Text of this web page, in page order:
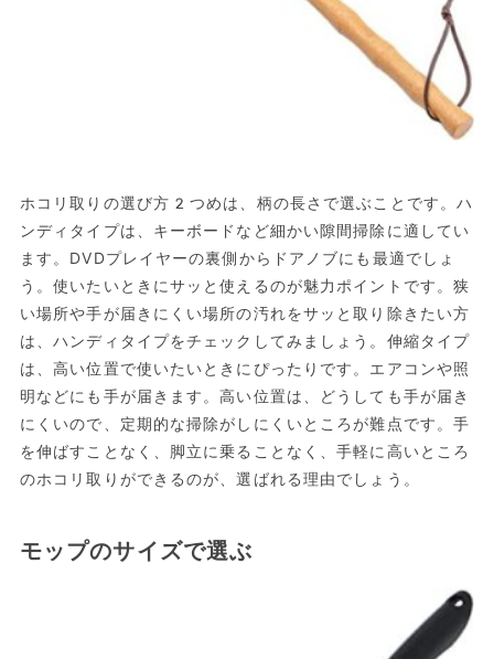
ホコリ取りの選び方2つめは、柄の長さで選ぶことです。ハ
ンディタイプは、キーボードなど細かい隙間掃除に適してい
ます。DVDプレイヤーの裏側からドアノブにも最適でしょ
う。使いたいときにサッと使えるのが魅力ポイントです。狭
い場所や手が届きにくい場所の汚れをサッと取り除きたい方
は、ハンディタイプをチェックしてみましょう。伸縮タイプ
は、高い位置で使いたいときにぴったりです。エアコンや照
明などにも手が届きます。高い位置は、どうしても手が届き
にくいので、定期的な掃除がしにくいところが難点です。手
を伸ばすことなく、脚立に乗ることなく、手軽に高いところ
のホコリ取りができるのが、選ばれる理由でしょう。
モップのサイズで選ぶ